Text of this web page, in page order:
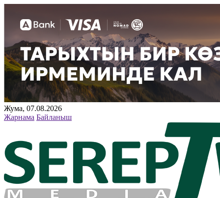
Жума, 07.08.2026
Жарнама Байланыш